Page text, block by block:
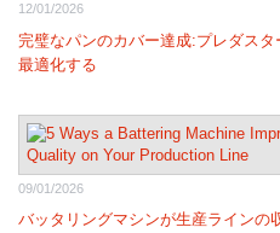
12/01/2026
完璧なパンのカバー達成:プレダス
最適化する
09/01/2026
バッタリングマシンが生産ラインの